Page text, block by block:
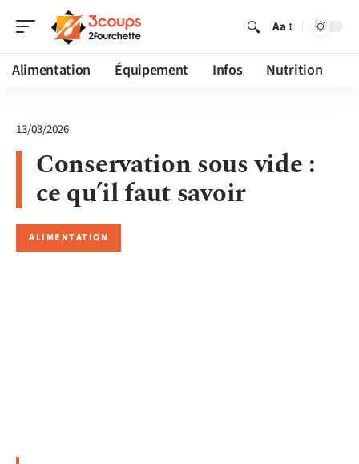
Aa
Alimentation Équipement Infos Nutrition
13/03/2026
Conservation sous vide :
ce qu’il faut savoir
ALIMENTATION